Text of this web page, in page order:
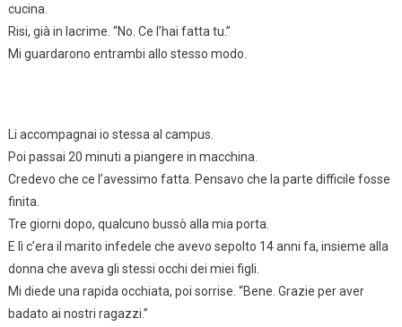
cucina.
Risi, già in lacrime. “No. Ce l’hai fatta tu.”
Mi guardarono entrambi allo stesso modo.
Li accompagnai io stessa al campus.
Poi passai 20 minuti a piangere in macchina.
Credevo che ce l’avessimo fatta. Pensavo che la parte difficile fosse
finita.
Tre giorni dopo, qualcuno bussò alla mia porta.
E lì c’era il marito infedele che avevo sepolto 14 anni fa, insieme alla
donna che aveva gli stessi occhi dei miei figli.
Mi diede una rapida occhiata, poi sorrise. “Bene. Grazie per aver
badato ai nostri ragazzi.”